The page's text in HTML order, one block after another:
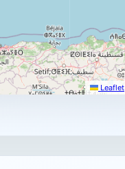
Leaflet